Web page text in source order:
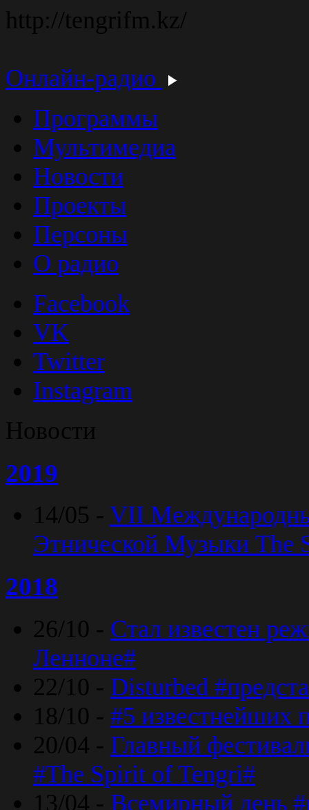
http://tengrifm.kz/
Онлайн-радио
Программы
Мультимедиа
Новости
Проекты
Персоны
О радио
Facebook
VK
Twitter
Instagram
Новости
2019
14/05 - VII
Этнической Музыки The
2018
26/10 - Стал известен
Ленноне#
22/10 - Disturbed
18/10 - #5 известнейших
20/04 - Главный
#The Spirit of Tengri#
13/04 - Всемирный день